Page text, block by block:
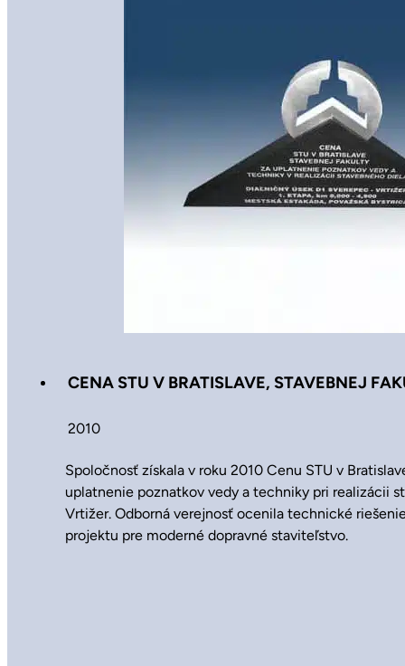
CENA STU V BRATISLAVE, STAVEBNEJ
2010
Spoločnosť získala v roku 2010 Cenu STU v
uplatnenie poznatkov vedy a techniky pri realizácii
Vrtižer. Odborná verejnosť ocenila technické
projektu pre moderné dopravné staviteľstvo.